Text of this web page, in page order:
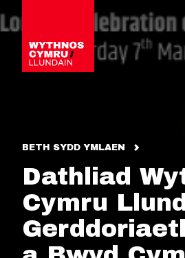
BETH SYDD YMLAEN
Dathliad
Cymru